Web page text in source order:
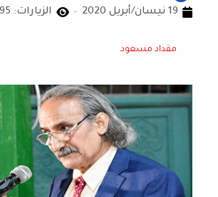
19 نيسان/أبريل 2020
الزيارات: 3395
مقداد مسعود